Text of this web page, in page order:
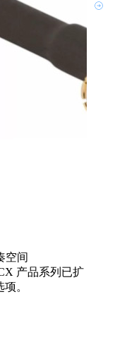
空间
产品系列已扩
。